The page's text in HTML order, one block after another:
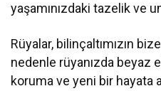
yaşamınızdaki tazelik ve
Rüyalar, bilinçaltımızın
nedenle rüyanızda beyaz
koruma ve yeni bir hayata